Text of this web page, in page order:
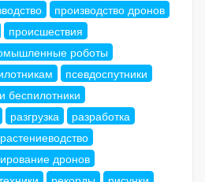
производство дронов
происшествия
роботы
псевдоспутники
беспилотники
разгрузка
разработка
растениеводство
дронов